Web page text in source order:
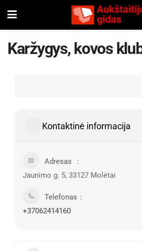
Karžygys, kovos
Kontaktinė informacija
Adresas
Jaunimo g. 5, 33127 Molėtai
Telefonas
+37062414160